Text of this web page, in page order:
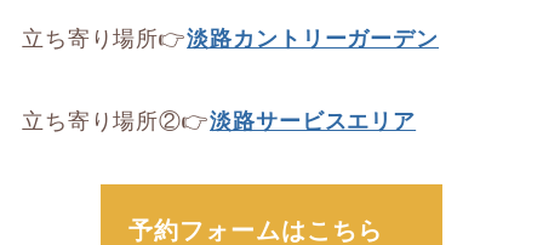
立ち寄り場所👉淡路カントリーガーデン
立ち寄り場所②👉淡路サービスエリア
予約フォームはこちら